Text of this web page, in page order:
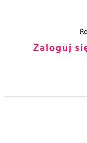
Zaloguj